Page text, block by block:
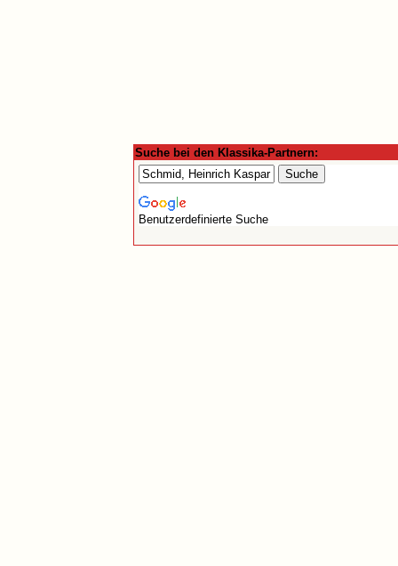
Suche bei den Klassika-Partnern:
Benutzerdefinierte Suche